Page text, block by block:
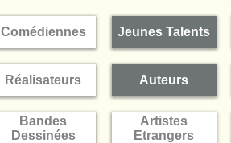
Comédiennes Jeunes Talents
Réalisateurs Auteurs
Bandes
Dessinées
Artistes
Etrangers